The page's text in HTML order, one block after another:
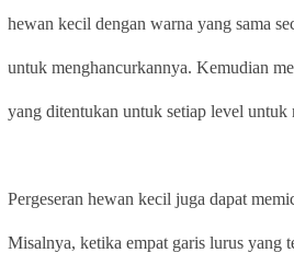
hewan kecil dengan warna yang sama
untuk menghancurkannya. Kemudian
yang ditentukan untuk setiap level untuk
Pergeseran hewan kecil juga dapat
Misalnya, ketika empat garis lurus yang